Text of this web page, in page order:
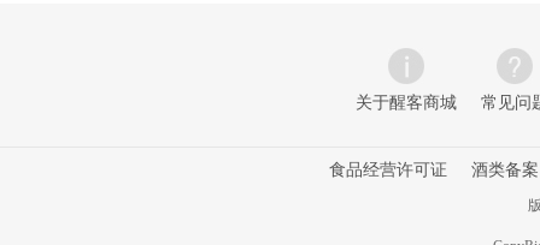
关于醒客商城 常见问
食品经营许可证 酒类备案